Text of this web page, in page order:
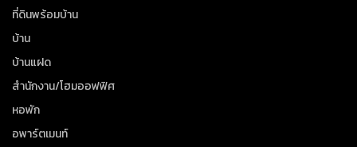
ที่ดินพร้อมบ้าน
บ้าน
บ้านแฝด
สำนักงาน/โฮมออฟฟิศ
หอพัก
อพาร์ตเมนท์